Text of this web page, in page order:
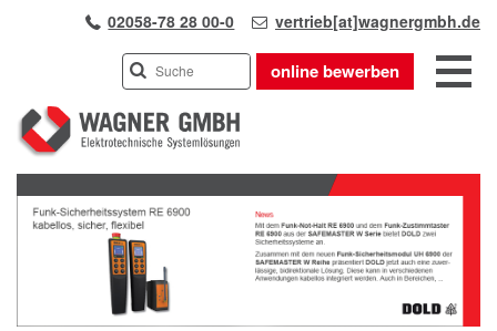
02058-78 28 00-0 vertrieb[at]wagnergmbh.de
online bewerben
INDUSTRIEVERTRETUNG
UNSER TEAM
WIR ÜBER UNS
KARRIERE
PRODUKTE
Previous
Next